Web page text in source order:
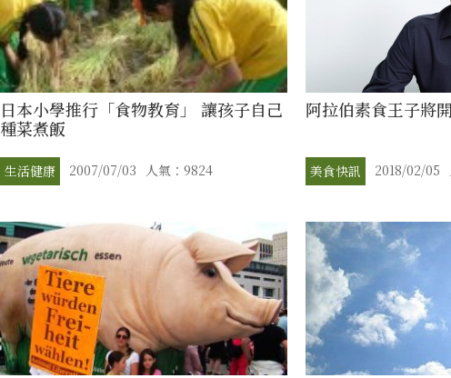
日本小學推行「食物教育」 讓孩子自己
種菜煮飯
生活健康 2007/07/03 人氣：9824
阿拉伯素食王子將
美食快訊 2018/02/05